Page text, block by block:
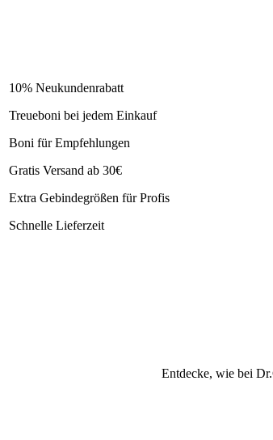
10% Neukundenrabatt
Treueboni bei jedem Einkauf
Boni für Empfehlungen
Gratis Versand ab 30€
Extra Gebindegrößen für Profis
Schnelle Lieferzeit
Entdecke, wie bei